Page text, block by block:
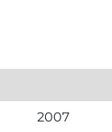
2007